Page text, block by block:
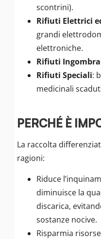
scontrini).
Rifiuti Elettrici
grandi
elettroniche.
Rifiuti
Rifiuti Speciali:
medicinali
PERCHÉ È
La raccolta
ragioni:
Riduce
diminuisce la
discarica,
sostanze nocive.
Risparmia